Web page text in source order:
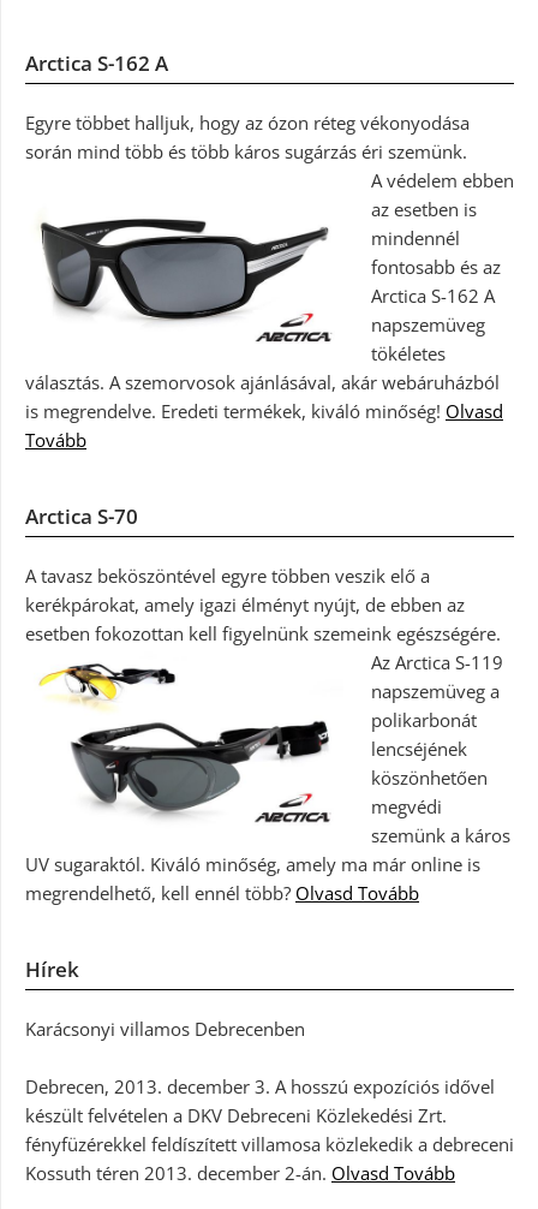
Arctica S-162 A
Egyre többet halljuk, hogy az ózon réteg vékonyodása
során mind több és több káros sugárzás éri szemünk.
A védelem ebben
az esetben is
mindennél
fontosabb és az
Arctica S-162 A
napszemüveg
tökéletes
választás. A szemorvosok ajánlásával, akár webáruházból
is megrendelve. Eredeti termékek, kiváló minőség! Olvasd
Tovább
Arctica S-70
A tavasz beköszöntével egyre többen veszik elő a
kerékpárokat, amely igazi élményt nyújt, de ebben az
esetben fokozottan kell figyelnünk szemeink egészségére.
Az Arctica S-119
napszemüveg a
polikarbonát
lencséjének
köszönhetően
megvédi
szemünk a káros
UV sugaraktól. Kiváló minőség, amely ma már online is
megrendelhető, kell ennél több? Olvasd Tovább
Hírek
Karácsonyi villamos Debrecenben
Debrecen, 2013. december 3. A hosszú expozíciós idővel
készült felvételen a DKV Debreceni Közlekedési Zrt.
fényfüzérekkel feldíszített villamosa közlekedik a debreceni
Kossuth téren 2013. december 2-án. Olvasd Tovább